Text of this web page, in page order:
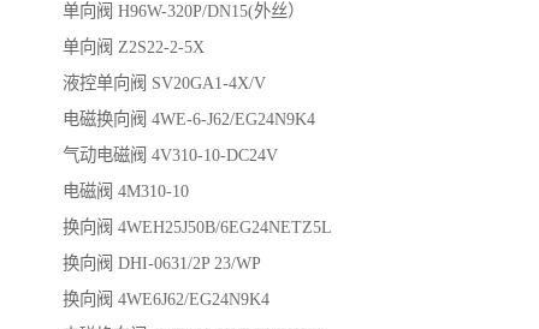
单向阀 H96W-320P/DN15(外丝）
单向阀 Z2S22-2-5X
液控单向阀 SV20GA1-4X/V
电磁换向阀 4WE-6-J62/EG24N9K4
气动电磁阀 4V310-10-DC24V
电磁阀 4M310-10
换向阀 4WEH25J50B/6EG24NETZ5L
换向阀 DHI-0631/2P 23/WP
换向阀 4WE6J62/EG24N9K4